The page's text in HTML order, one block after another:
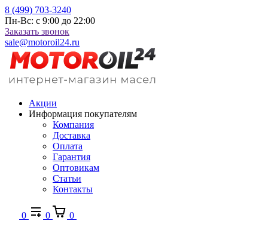
8 (499) 703-3240
Пн-Вс: с 9:00 до 22:00
Заказать звонок
sale@motoroil24.ru
Акции
Информация покупателям
Компания
Доставка
Оплата
Гарантия
Оптовикам
Статьи
Контакты
0 0
0